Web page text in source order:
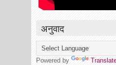
अनुवाद
Powered by